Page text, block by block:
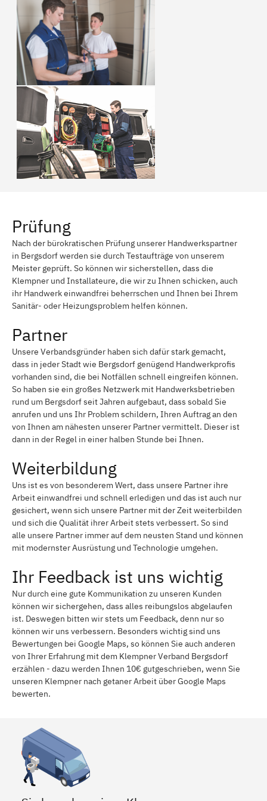
Prüfung
Nach der bürokratischen Prüfung unserer Handwerkspartner
in Bergsdorf werden sie durch Testaufträge von unserem
Meister geprüft. So können wir sicherstellen, dass die
Klempner und Installateure, die wir zu Ihnen schicken, auch
ihr Handwerk einwandfrei beherrschen und Ihnen bei Ihrem
Sanitär- oder Heizungsproblem helfen können.
Partner
Unsere Verbandsgründer haben sich dafür stark gemacht,
dass in jeder Stadt wie Bergsdorf genügend Handwerkprofis
vorhanden sind, die bei Notfällen schnell eingreifen können.
So haben sie ein großes Netzwerk mit Handwerksbetrieben
rund um Bergsdorf seit Jahren aufgebaut, dass sobald Sie
anrufen und uns Ihr Problem schildern, Ihren Auftrag an den
von Ihnen am nähesten unserer Partner vermittelt. Dieser ist
dann in der Regel in einer halben Stunde bei Ihnen.
Weiterbildung
Uns ist es von besonderem Wert, dass unsere Partner ihre
Arbeit einwandfrei und schnell erledigen und das ist auch nur
gesichert, wenn sich unsere Partner mit der Zeit weiterbilden
und sich die Qualität ihrer Arbeit stets verbessert. So sind
alle unsere Partner immer auf dem neusten Stand und können
mit modernster Ausrüstung und Technologie umgehen.
Ihr Feedback ist uns wichtig
Nur durch eine gute Kommunikation zu unseren Kunden
können wir sichergehen, dass alles reibungslos abgelaufen
ist. Deswegen bitten wir stets um Feedback, denn nur so
können wir uns verbessern. Besonders wichtig sind uns
Bewertungen bei Google Maps, so können Sie auch anderen
von Ihrer Erfahrung mit dem Klempner Verband Bergsdorf
erzählen - dazu werden Ihnen 10€ gutgeschrieben, wenn Sie
unseren Klempner nach getaner Arbeit über Google Maps
bewerten.